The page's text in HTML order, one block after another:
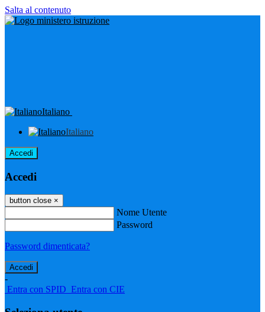
Salta al contenuto
Italiano
Italiano
Accedi
Accedi
button close ×
Nome Utente
Password
Password dimenticata?
-
Entra con SPID Entra con CIE